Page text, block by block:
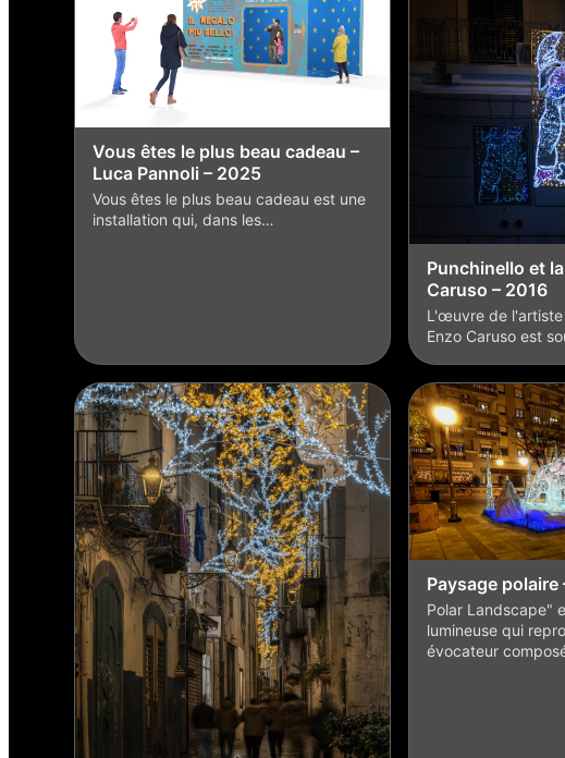
Vous êtes le plus beau cadeau –
Luca Pannoli – 2025
Vous êtes le plus beau cadeau est une
installation qui, dans les…
Punchinello et
Caruso – 2016
L'œuvre de
Enzo Caruso est
Paysage polaire
Polar Landscape"
lumineuse qui
évocateur